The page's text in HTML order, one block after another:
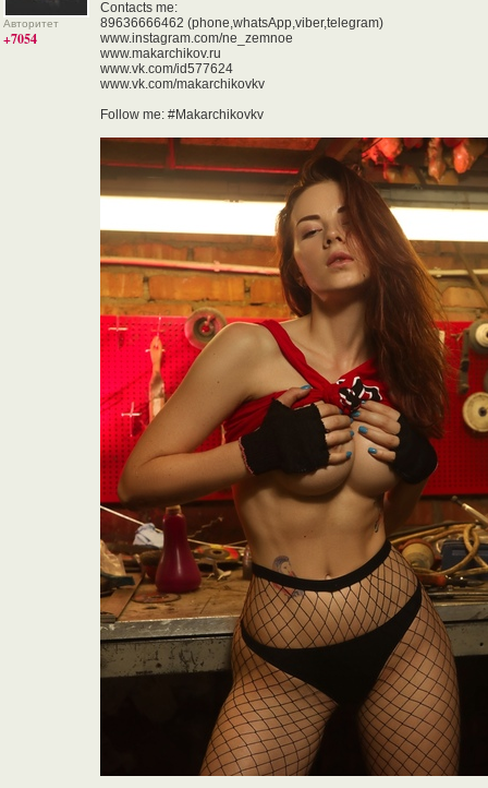
Авторитет
+7054
Contacts me:
89636666462 (phone,whatsApp,viber,telegram)
www.instagram.com/ne_zemnoe
www.makarchikov.ru
www.vk.com/id577624
www.vk.com/makarchikovkv
Follow me: #Makarchikovkv